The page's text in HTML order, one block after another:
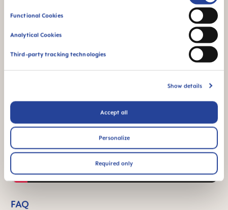
Functional Cookies
Analytical Cookies
Third-party tracking technologies
Show details
Accept all
Personalize
Required only
Vidéos produits
FAQ